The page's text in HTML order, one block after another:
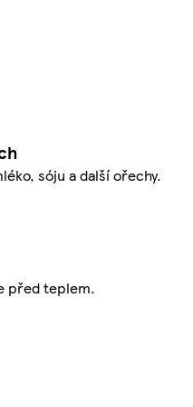
sóju a další ořechy.
před teplem.